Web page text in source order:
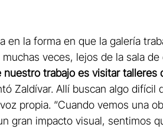
en la forma en que la galería
veces, lejos de la sala
trabajo es visitar
Zaldívar. Allí buscan algo
propia. “Cuando vemos una
gran impacto visual, sentimos